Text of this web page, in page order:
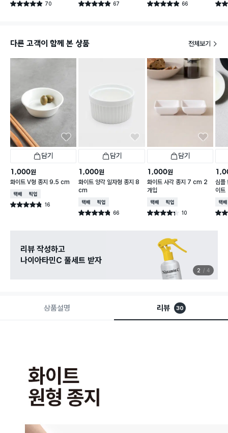
별점 4.9점 70
건 작성 별점 4.9점 67
건 작성 별점 4.9점 66
건 작성 별점
다른 고객이 함께 본 상품 전체보기
담기
1,000원
화이트 V형 종지 9.5 cm
택배배송매장픽업
별점 4.8점 16
건 작성
담기
1,000원
화이트 양각 일자형 종지 8
cm
택배배송매장픽업
별점 4.8점 66
건 작성
담기
1,000원
화이트 사각 종지 7 cm 2
개입
택배배송매장픽업
별점 4.3점 10
건 작성
심플
이트
택배
별점
리뷰 작성하고
나이아타민C 풀세트 받자
2 4
상품설명 리뷰 30